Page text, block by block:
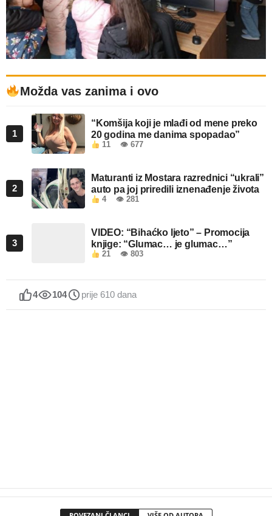
Možda vas zanima i ovo
1
“Komšija koji je mlađi od mene preko
20 godina me danima spopadao”
11 👁 677
2
Maturanti iz Mostara razrednici “ukrali”
auto pa joj priredili iznenađenje života
4 👁 281
3
VIDEO: “Bihaćko ljeto” – Promocija
knjige: “Glumac… je glumac…”
21 👁 803
4 104 prije 610 dana